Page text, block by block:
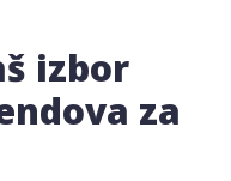
izbor
za